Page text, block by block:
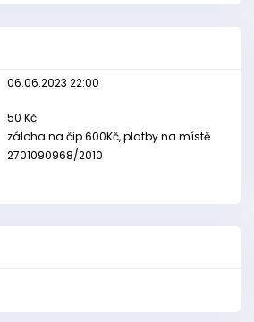
06.06.2023 22:00
50 Kč
záloha na čip 600Kč, platby na místě
2701090968/2010